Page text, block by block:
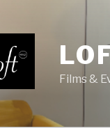
Films &